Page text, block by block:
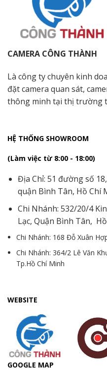
CAMERA CÔNG THÀNH
Là công ty chuyên kinh
đặt camera quan sát,
thông minh tại thị trường
HỆ THỐNG SHOWROOM
(Làm việc từ 8:00 - 18:00)
Địa Chỉ: 51 đường số
quận Bình Tân, Hồ Chí
Chi Nhánh: 532/20/4
Lạc, Quận Bình Tân,
Chi Nhánh: 168 Đỗ Xuân
Chi Nhánh: 364/2 Lê Văn
Tp.Hồ Chí Minh
WEBSITE
GOOGLE MAP